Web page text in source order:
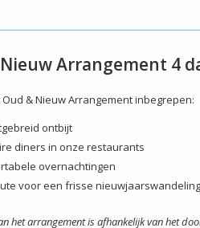
Arrangement 4
& Nieuw Arrangement inbegrepen:
ontbijt
diners in onze restaurants
overnachtingen
voor een frisse nieuwjaarswandeling
het arrangement is afhankelijk van het